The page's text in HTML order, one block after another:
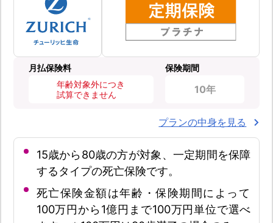
月払保険料
年齢対象外につき
試算できません
保険期間
10年
プランの中身を見る
15歳から80歳の方が対象、一定期間を保障
するタイプの死亡保険です。
死亡保険金額は年齢・保険期間によって
100万円から1億円まで100万円単位で選べ